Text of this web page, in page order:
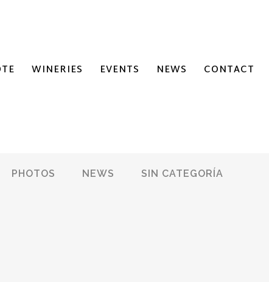
WINERIES EVENTS NEWS CONTACT
PHOTOS NEWS SIN CATEGORÍA